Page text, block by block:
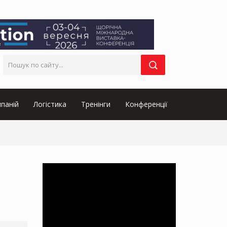
Логістика Тренінги Конференції